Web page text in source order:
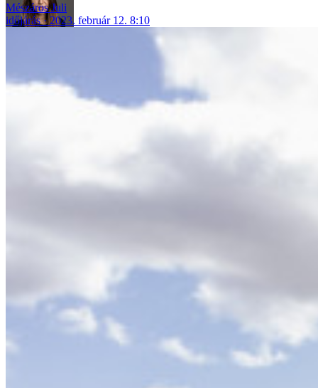
Mészáros Juli
időjárás
2023. február 12. 8:10